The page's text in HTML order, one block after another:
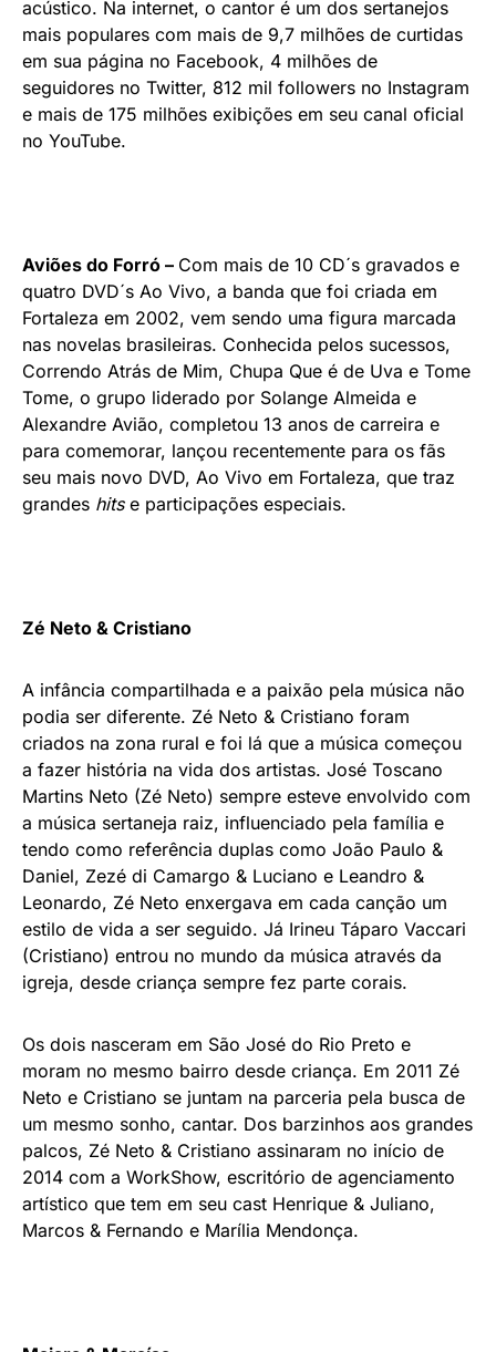
acústico. Na internet, o cantor é um dos sertanejos
mais populares com mais de 9,7 milhões de curtidas
em sua página no Facebook, 4 milhões de
seguidores no Twitter, 812 mil followers no Instagram
e mais de 175 milhões exibições em seu canal oficial
no YouTube.
Aviões do Forró – Com mais de 10 CD´s gravados e
quatro DVD´s Ao Vivo, a banda que foi criada em
Fortaleza em 2002, vem sendo uma figura marcada
nas novelas brasileiras. Conhecida pelos sucessos,
Correndo Atrás de Mim, Chupa Que é de Uva e Tome
Tome, o grupo liderado por Solange Almeida e
Alexandre Avião, completou 13 anos de carreira e
para comemorar, lançou recentemente para os fãs
seu mais novo DVD, Ao Vivo em Fortaleza, que traz
grandes hitse participações especiais.
Zé Neto & Cristiano
A infância compartilhada e a paixão pela música não
podia ser diferente. Zé Neto & Cristiano foram
criados na zona rural e foi lá que a música começou
a fazer história na vida dos artistas. José Toscano
Martins Neto (Zé Neto) sempre esteve envolvido com
a música sertaneja raiz, influenciado pela família e
tendo como referência duplas como João Paulo &
Daniel, Zezé di Camargo & Luciano e Leandro &
Leonardo, Zé Neto enxergava em cada canção um
estilo de vida a ser seguido. Já Irineu Táparo Vaccari
(Cristiano) entrou no mundo da música através da
igreja, desde criança sempre fez parte corais.
Os dois nasceram em São José do Rio Preto e
moram no mesmo bairro desde criança. Em 2011 Zé
Neto e Cristiano se juntam na parceria pela busca de
um mesmo sonho, cantar. Dos barzinhos aos grandes
palcos, Zé Neto & Cristiano assinaram no início de
2014 com a WorkShow, escritório de agenciamento
artístico que tem em seu cast Henrique & Juliano,
Marcos & Fernando e Marília Mendonça.